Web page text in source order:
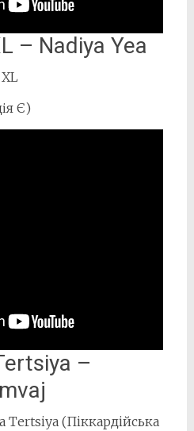
– Nadiya Yea
Є)
–
Tertsiya (Пiккардiйська